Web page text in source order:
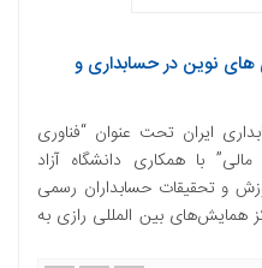
های نوین در حسابداری و
ایران تحت عنوان “فناوری
با همکاری دانشگاه آزاد
و تحقیقات حسابداران رسمی
و 14 آذرماه 1404 در مرکز همایش‌های بین المللی رازی به